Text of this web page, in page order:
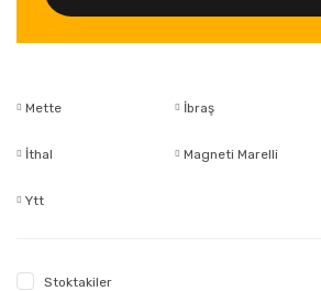
Mette İbraş
İthal Magneti Marelli
Ytt
Stoktakiler